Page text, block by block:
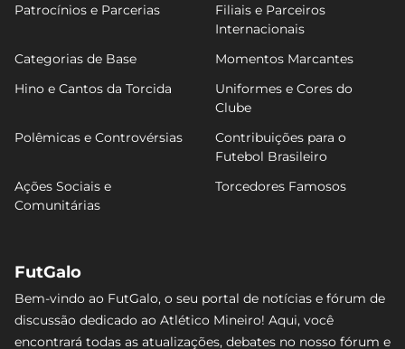
Patrocínios e Parcerias
Filiais e Parceiros
Internacionais
Categorias de Base
Momentos Marcantes
Hino e Cantos da Torcida
Uniformes e Cores do
Clube
Polêmicas e Controvérsias
Contribuições para o
Futebol Brasileiro
Ações Sociais e
Comunitárias
Torcedores Famosos
FutGalo
Bem-vindo ao FutGalo, o seu portal de notícias e fórum de
discussão dedicado ao Atlético Mineiro! Aqui, você
encontrará todas as atualizações, debates no nosso fórum e